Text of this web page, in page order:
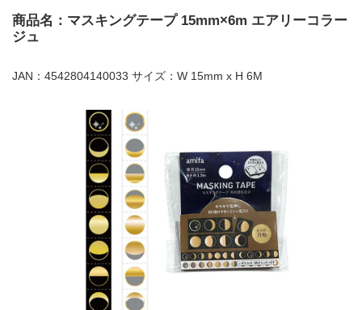
商品名：マスキングテープ 15mm×6m エアリーコラー
ジュ
JAN：4542804140033 サイズ：W 15mm x H 6M